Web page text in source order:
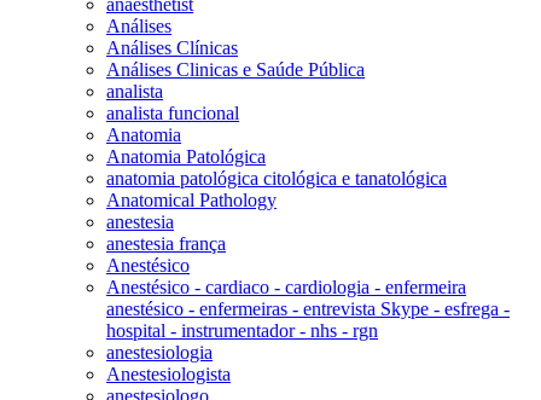
Análises
Análises Clínicas
Análises Clinicas e Saúde Pública
analista
analista funcional
Anatomia
Anatomia Patológica
anatomia patológica citológica e tanatológica
Anatomical Pathology
anestesia
anestesia frança
Anestésico
Anestésico - cardiaco - cardiologia - enfermeira
anestésico - enfermeiras - entrevista Skype - esfrega -
hospital - instrumentador - nhs - rgn
anestesiologia
Anestesiologista
anestesiologo